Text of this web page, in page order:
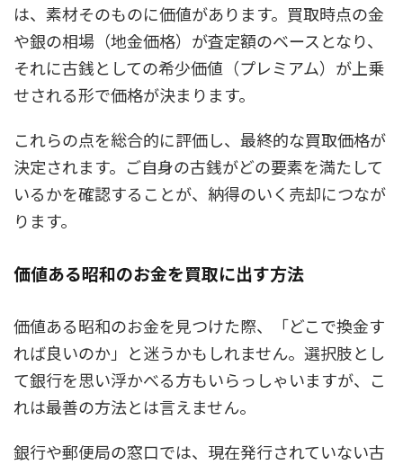
は、素材そのものに価値があります。買取時点の金
や銀の相場（地金価格）が査定額のベースとなり、
それに古銭としての希少価値（プレミアム）が上乗
せされる形で価格が決まります。
これらの点を総合的に評価し、最終的な買取価格が
決定されます。ご自身の古銭がどの要素を満たして
いるかを確認することが、納得のいく売却につなが
ります。
価値ある昭和のお金を買取に出す方法
価値ある昭和のお金を見つけた際、「どこで換金す
れば良いのか」と迷うかもしれません。選択肢とし
て銀行を思い浮かべる方もいらっしゃいますが、こ
れは最善の方法とは言えません。
銀行や郵便局の窓口では、現在発行されていない古